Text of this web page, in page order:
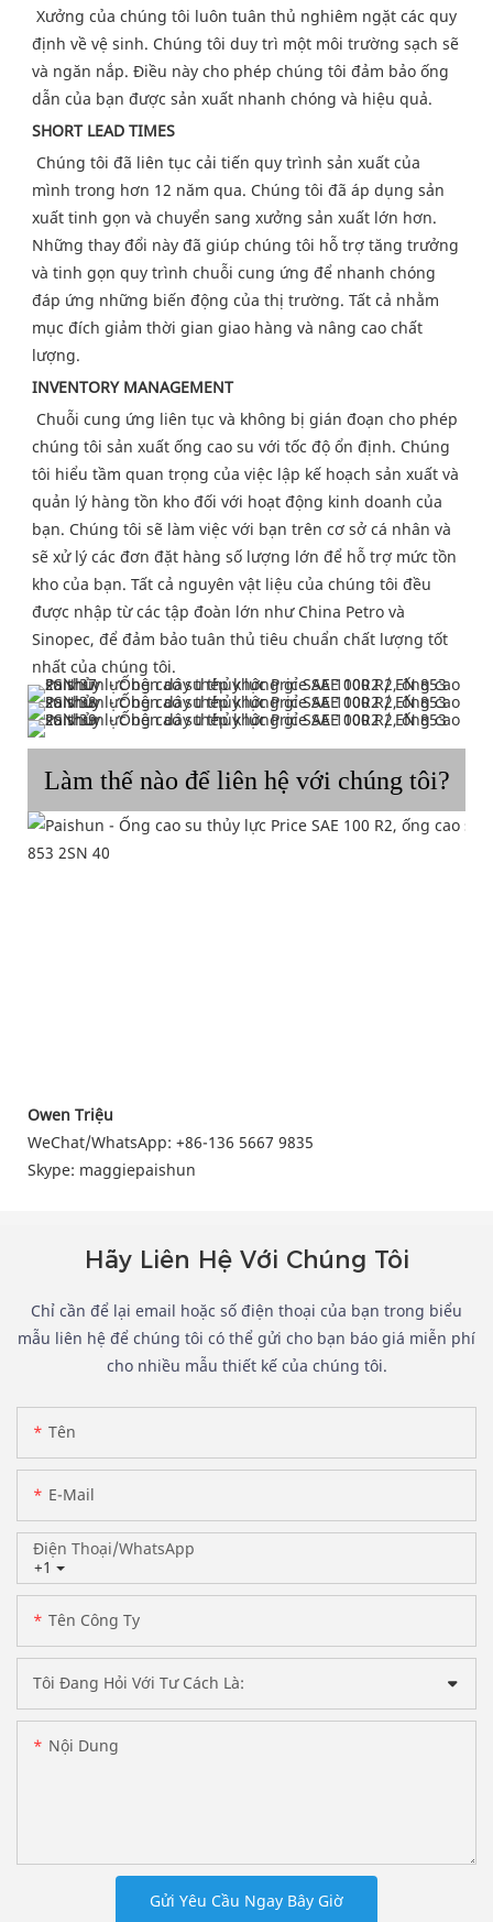
định về vệ sinh. Chúng tôi duy trì một môi trường sạch sẽ
và ngăn nắp. Điều này cho phép chúng tôi đảm bảo ống
dẫn của bạn được sản xuất nhanh chóng và hiệu quả.
SHORT LEAD TIMES
Chúng tôi đã liên tục cải tiến quy trình sản xuất của
mình trong hơn 12 năm qua. Chúng tôi đã áp dụng sản
xuất tinh gọn và chuyển sang xưởng sản xuất lớn hơn.
Những thay đổi này đã giúp chúng tôi hỗ trợ tăng trưởng
và tinh gọn quy trình chuỗi cung ứng để nhanh chóng
đáp ứng những biến động của thị trường. Tất cả nhằm
mục đích giảm thời gian giao hàng và nâng cao chất
lượng.
INVENTORY MANAGEMENT
Chuỗi cung ứng liên tục và không bị gián đoạn cho phép
chúng tôi sản xuất ống cao su với tốc độ ổn định. Chúng
tôi hiểu tầm quan trọng của việc lập kế hoạch sản xuất và
quản lý hàng tồn kho đối với hoạt động kinh doanh của
bạn. Chúng tôi sẽ làm việc với bạn trên cơ sở cá nhân và
sẽ xử lý các đơn đặt hàng số lượng lớn để hỗ trợ mức tồn
kho của bạn. Tất cả nguyên vật liệu của chúng tôi đều
được nhập từ các tập đoàn lớn như China Petro và
Sinopec, để đảm bảo tuân thủ tiêu chuẩn chất lượng tốt
nhất của chúng tôi.
Làm thế nào để liên hệ với chúng tôi?
Owen Triệu
WeChat/WhatsApp: +86-136 5667 9835
Skype: maggiepaishun
Hãy Liên Hệ Với Chúng Tôi
Chỉ cần để lại email hoặc số điện thoại của bạn trong biểu
mẫu liên hệ để chúng tôi có thể gửi cho bạn báo giá miễn phí
cho nhiều mẫu thiết kế của chúng tôi.
Tên
E-Mail
+1
Điện Thoại/WhatsApp
Tên Công Ty
Tôi Đang Hỏi Với Tư Cách Là:
Nội Dung
Gửi Yêu Cầu Ngay Bây Giờ